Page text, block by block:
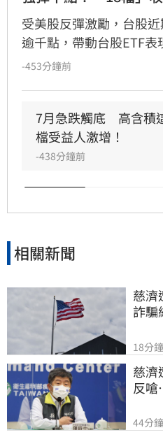
受美股反彈激勵，台股
逾千點，帶動台股ETF
有18檔ETF率先收復7月
19.13%，居市場之冠
小資高價30漲幅亦突破
盤震盪，但透過靈活的
關標的展現出強大的抗
分析師認為AI長線結構
然穩健，建議投資人採
期成長，以穩健心態應對
-453分鐘前
7月急跌觸底　高含積
檔受益人激增！
-438分鐘前
相關新聞
慈濟
詐騙
18分
慈濟
反
44分